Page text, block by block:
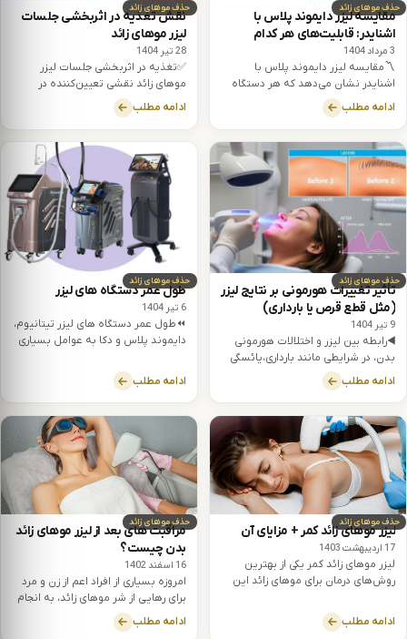
حذف موهای زائد
مقایسه لیزر دایموند پلاس با
اشنایدر: قابلیت‌های هر کدام
3 مرداد 1404
〽️مقایسه لیزر دایموند پلاس با
اشنایدر نشان می‌دهد که هر دستگاه
برای نیازهای خاصی طراحی شده است
که در این مقاله از آفرودیت لیزر بیشتر
ادامه مطلب
حذف موهای زائد
نقش تغذیه در اثربخشی جلسات
لیزر موهای زائد
28 تیر 1404
✅تغذیه در اثربخشی جلسات لیزر
موهای زائد نقشی تعیین‌کننده در
کیفیت، دوام و سرعت ترمیم پوست
پس از درمان ایفا می‌کند.
ادامه مطلب
حذف موهای زائد
تأثیر تغییرات هورمونی بر نتایج لیزر
(مثل قطع قرص یا بارداری)
9 تیر 1404
◀️رابطه بین لیزر و اختلالات هورمونی
بدن، در شرایطی مانند بارداری،یائسگی
یا قطع داروهای هورمونی، نیازمند
بررسی دقیق است.
ادامه مطلب
حذف موهای زائد
طول عمر دستگاه های لیزر
6 تیر 1404
⏪طول عمر دستگاه های لیزر تیتانیوم،
دایموند پلاس و دکا به عوامل بسیاری
و نیازهای مصرفی بستگی دارد.
ادامه مطلب
حذف موهای زائد
لیزر موهای زائد کمر + مزایای آن
17 اردیبهشت 1403
لیزر موهای زائد کمر یکی از بهترین
روش‌های درمان برای موهای زائد این
تأثیرگذاری بهتر لیزر در این ناحیه باید
به نکاتی توجه شود.
ادامه مطلب
حذف موهای زائد
مراقبت های بعد از لیزر موهای زائد
بدن چیست؟
16 اسفند 1402
امروزه بسیاری از افراد اعم از زن و مرد
برای رهایی از شر موهای زائد، به انجام
لیزر موهای زائد بدن روی می‌آورند.
ادامه مطلب